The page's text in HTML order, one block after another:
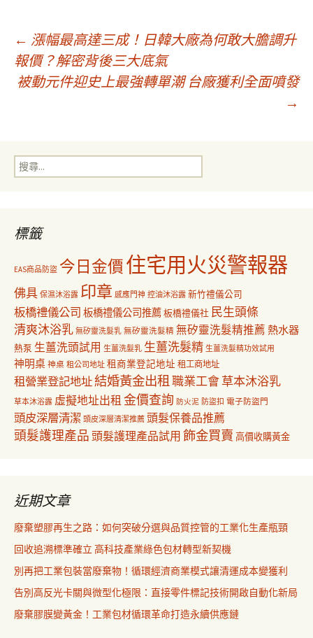
文
章
覽
← 漲幅最高達三成！日韓大廠為何敢大膽調升
報價？解密背後三大底氣
被動元件迎史上最強轉單潮 台廠獲利全面噴發
→
搜
尋
標籤
EAS商品防盜 今日金價住宅用火災警報器
佛具 保濕沐浴露 印章 感應門神 控油沐浴露 新竹禮儀公司
板橋禮儀公司 板橋禮儀公司推薦板橋禮儀社 民生頭條
清爽沐浴乳 無矽靈洗髮乳 無矽靈洗髮精 無矽靈洗髮精推薦 熱水器
熱泵 生薑洗頭試用 生薑洗髮乳 生薑洗髮精 生薑洗髮精功效試用
神明桌 神桌 租公司地址 租商業登記地址 租工商地址
租營業登記地址結婚黃金出租職業工會草本沐浴乳
草本沐浴露 虛擬地址出租 金價查詢 防火泥 防盜扣 電子防盜門
頭皮深層清潔 頭皮深層清潔推薦 頭髮保養品推薦
頭髮護理產品 頭髮護理產品試用 飾金買賣 高價收購黃金
近期文章
廢棄塑膠再生之路：如何突破分選與品質控管的工業化生產瓶頸
回收追溯標準確立 高科技產業綠色包材轉型新契機
別再把工業包裝當廢棄物！循環經濟商業模式讓清運成本變獲利
告別高反光卡關與微型化極限：直接零件標記技術開啟自動化新局
廢棄膠膜變黃金！工業包材循環革命打造永續供應鏈